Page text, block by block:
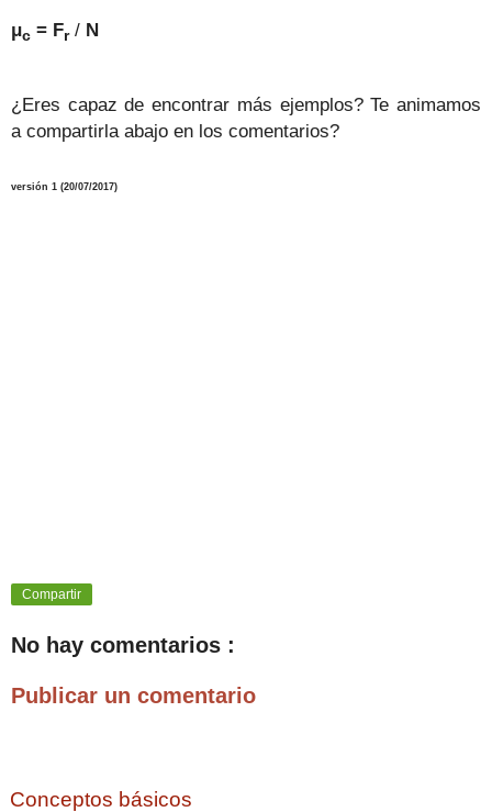
μc = Fr/ N
¿Eres capaz de encontrar más ejemplos? Te animamos
a compartirla abajo en los comentarios?
versión 1 (20/07/2017)
Compartir
No hay comentarios :
Publicar un comentario
Conceptos básicos